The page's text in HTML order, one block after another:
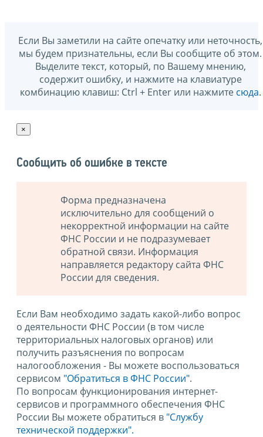
Если Вы заметили на сайте опечатку или неточность,
мы будем признательны, если Вы сообщите об этом.
Выделите текст, который, по Вашему мнению,
содержит ошибку, и нажмите на клавиатуре
комбинацию клавиш: Ctrl + Enter или нажмите сюда.
×
Сообщить об ошибке в тексте
Форма предназначена
исключительно для сообщений о
некорректной информации на сайте
ФНС России и не подразумевает
обратной связи. Информация
направляется редактору сайта ФНС
России для сведения.
Если Вам необходимо задать какой-либо вопрос
о деятельности ФНС России (в том числе
территориальных налоговых органов) или
получить разъяснения по вопросам
налогообложения - Вы можете воспользоваться
сервисом "Обратиться в ФНС России".
По вопросам функционирования интернет-
сервисов и программного обеспечения ФНС
России Вы можете обратиться в "Службу
технической поддержки".